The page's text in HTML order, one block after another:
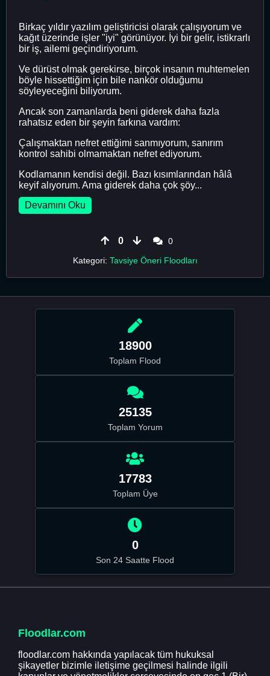
Birkaç yıldır yazılım geliştiricisi olarak çalışıyorum ve
kağıt üzerinde işler "iyi" görünüyor. İyi bir gelir, istikrarlı
bir iş, ailemi geçindiriyorum.
Ve dürüst olmak gerekirse, birçok insanın muhtemelen
böyle hissettiğim için bile nankör olduğumu
söyleyeceğini biliyorum.
Ancak son zamanlarda beni giderek daha fazla
rahatsız eden bir şeyin farkına vardım:
Çalışmaktan nefret ettiğimi sanmıyorum, sanırım
kontrol sahibi olmamaktan nefret ediyorum.
Kodlamanın kendisi değil. Bazı kısımlarından hâlâ
keyif alıyorum. Ama giderek daha çok şöy...
Devamını Oku
0
0
Kategori: Tavsiye Öneri Floodları
18900
Toplam Flood
25135
Toplam Yorum
17783
Toplam Üye
0
Son 24 Saatte Flood
Floodlar.com
floodlar.com hakkında yapılacak tüm hukuksal
şikayetler bizimle iletişime geçilmesi halinde ilgili